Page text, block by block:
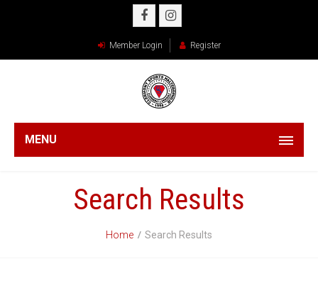
Member Login Register
MENU
Search Results
Home Search Results